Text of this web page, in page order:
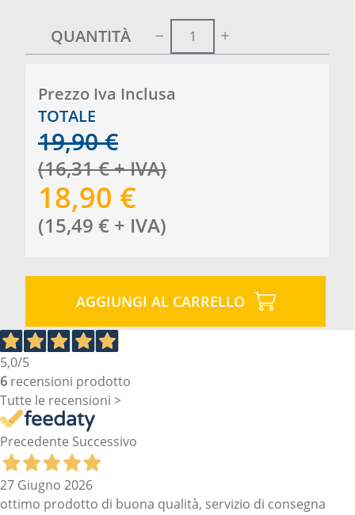
QUANTITÀ
Prezzo Iva Inclusa
TOTALE
19,90 €
(16,31€+ IVA)
18,90 €
(15,49 € + IVA)
AGGIUNGI AL CARRELLO
5,0/5
6 recensioni prodotto
Tutte le recensioni >
Precedente Successivo
27 Giugno 2026
ottimo prodotto di buona qualità, servizio di consegna